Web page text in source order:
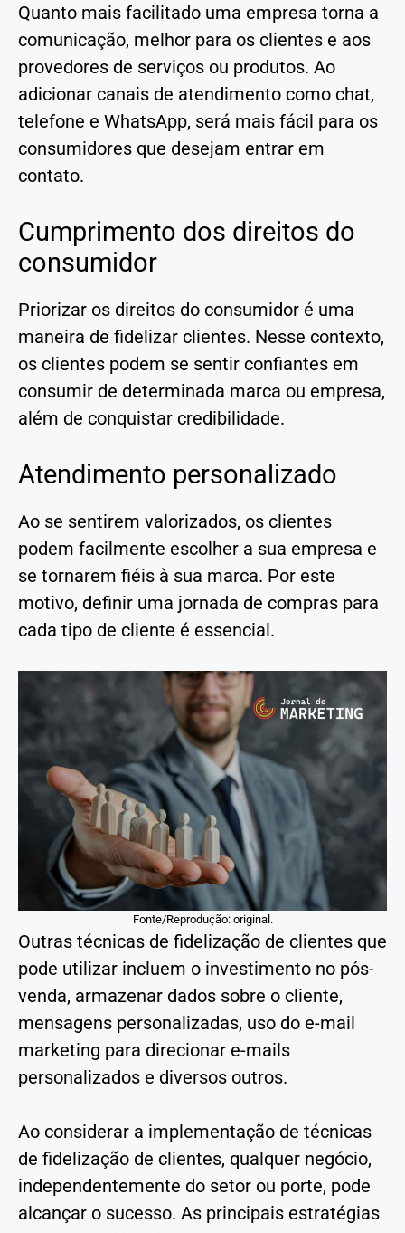
Quanto mais facilitado uma empresa torna a
comunicação, melhor para os clientes e aos
provedores de serviços ou produtos. Ao
adicionar canais de atendimento como chat,
telefone e WhatsApp, será mais fácil para os
consumidores que desejam entrar em
contato.
Cumprimento dos direitos do
consumidor
Priorizar os direitos do consumidor é uma
maneira de fidelizar clientes. Nesse contexto,
os clientes podem se sentir confiantes em
consumir de determinada marca ou empresa,
além de conquistar credibilidade.
Atendimento personalizado
Ao se sentirem valorizados, os clientes
podem facilmente escolher a sua empresa e
se tornarem fiéis à sua marca. Por este
motivo, definir uma jornada de compras para
cada tipo de cliente é essencial.
Fonte/Reprodução: original.
Outras técnicas de fidelização de clientes que
pode utilizar incluem o investimento no pós-
venda, armazenar dados sobre o cliente,
mensagens personalizadas, uso do e-mail
marketing para direcionar e-mails
personalizados e diversos outros.
Ao considerar a implementação de técnicas
de fidelização de clientes, qualquer negócio,
independentemente do setor ou porte, pode
alcançar o sucesso. As principais estratégias